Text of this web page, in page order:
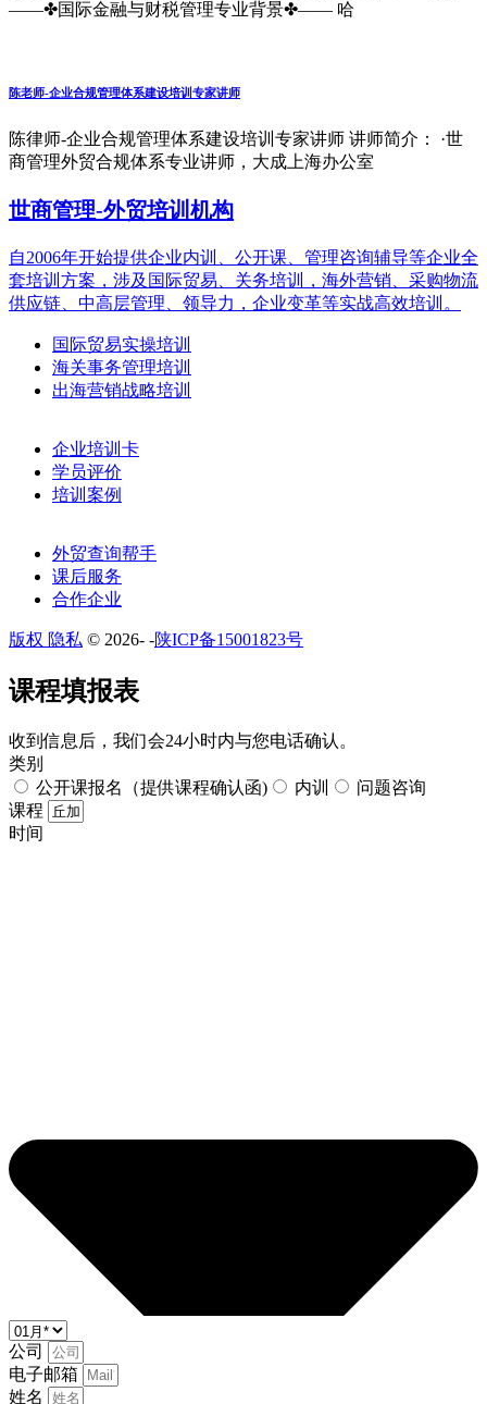
——✤国际金融与财税管理专业背景✤—— 哈
陈老师-企业合规管理体系建设培训专家讲师
陈律师-企业合规管理体系建设培训专家讲师 讲师简介： ·世
商管理外贸合规体系专业讲师，大成上海办公室
世商管理-外贸培训机构
自2006年开始提供企业内训、公开课、管理咨询辅导等企业全
套培训方案，涉及国际贸易、关务培训，海外营销、采购物流
供应链、中高层管理、领导力，企业变革等实战高效培训。
国际贸易实操培训
海关事务管理培训
出海营销战略培训
企业培训卡
学员评价
培训案例
外贸查询帮手
课后服务
合作企业
版权 隐私 © 2026- -陕ICP备15001823号
课程填报表​
收到信息后，我们会24小时内与您电话确认。​
类别
公开课报名（提供课程确认函)
内训
问题咨询
课程
时间
公司
电子邮箱
姓名